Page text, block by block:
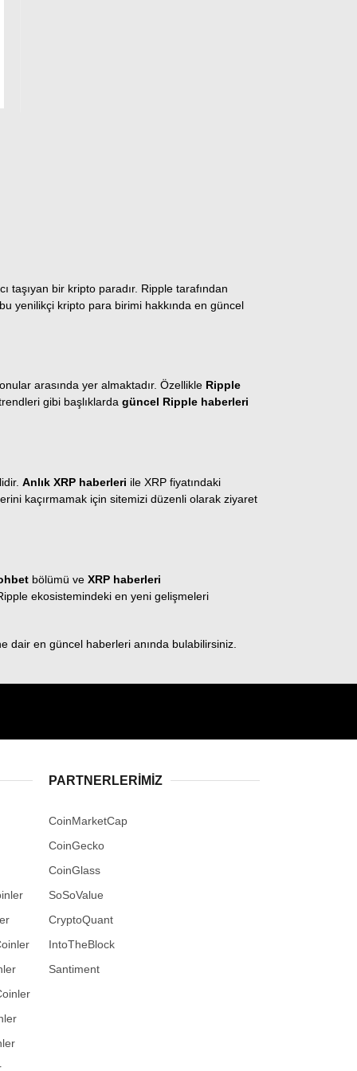
taşıyan bir kripto paradır. Ripple tarafından
yenilikçi kripto para birimi hakkında en güncel
arasında yer almaktadır. Özellikle Ripple
gibi başlıklarda güncel Ripple haberleri
Anlık XRP haberleri ile XRP fiyatındaki
kaçırmamak için sitemizi düzenli olarak ziyaret
bölümü ve XRP haberleri
ekosistemindeki en yeni gelişmeleri
dair en güncel haberleri anında bulabilirsiniz.
PARTNERLERIMIZ
CoinMarketCap
CoinGecko
CoinGlass
SoSoValue
CryptoQuant
IntoTheBlock
Santiment